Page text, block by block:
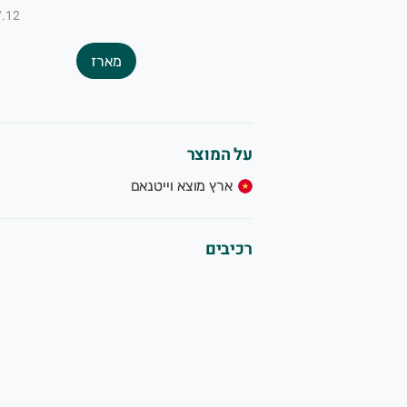
₪7.12
מארז
על המוצר
ארץ מוצא וייטנאם
רכיבים